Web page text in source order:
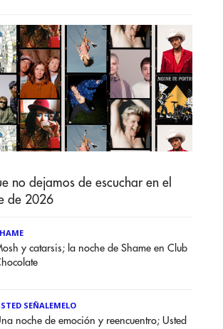
no dejamos de escuchar en el
de 2026
y catarsis; la noche de Shame en Club
SEÑALEMELO
noche de emoción y reencuentro; Usted